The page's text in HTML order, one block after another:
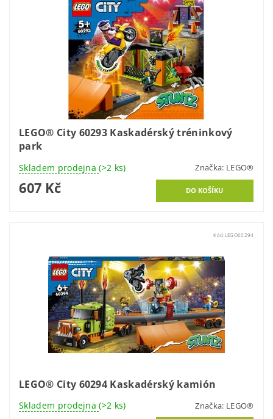
LEGO® City 60293 Kaskadérský tréninkový
park
Skladem prodejna(>2 ks) Značka: LEGO®
607 Kč
Kód: LEGO60294
LEGO® City 60294 Kaskadérský kamión
Skladem prodejna(>2 ks) Značka: LEGO®